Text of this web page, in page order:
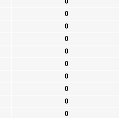
0
0
0
0
0
0
0
0
0